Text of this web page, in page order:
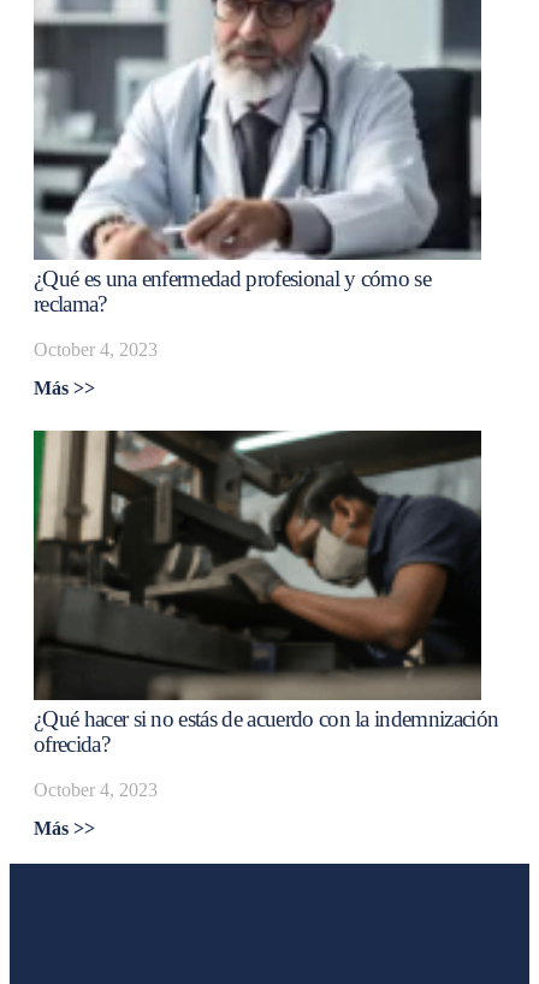
¿Qué es una enfermedad profesional y cómo se
reclama?
October 4, 2023
Más >>
¿Qué hacer si no estás de acuerdo con la indemnización
ofrecida?
October 4, 2023
Más >>